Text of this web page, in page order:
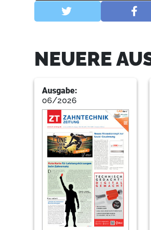
NEUERE
Ausgabe:
06/2026